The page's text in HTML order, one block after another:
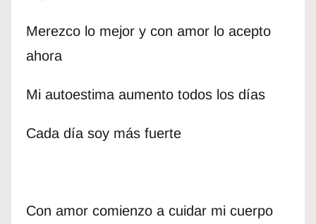
Merezco lo mejor y con amor lo acepto
ahora
Mi autoestima aumento todos los días
Cada día soy más fuerte
Con amor comienzo a cuidar mi cuerpo